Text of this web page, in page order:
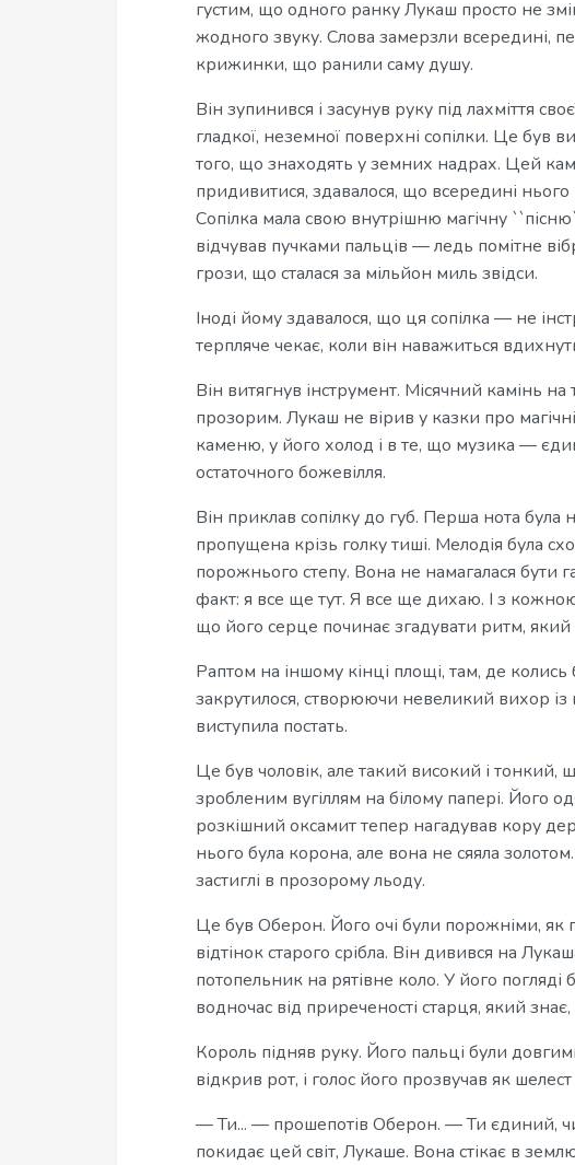
густим, що одного ранку Лукаш просто не
жодного звуку. Слова замерзли всередині,
крижинки, що ранили саму душу.
Він зупинився і засунув руку під лахміття
гладкої, неземної поверхні сопілки. Це був
того, що знаходять у земних надрах. Цей
придивитися, здавалося, що всередині нього
Сопілка мала свою внутрішню магічну
відчував пучками пальців — ледь помітне
грози, що сталася за мільйон миль звідси.
Іноді йому здавалося, що ця сопілка — не
терпляче чекає, коли він наважиться
Він витягнув інструмент. Місячний камінь на
прозорим. Лукаш не вірив у казки про
каменю, у його холод і в те, що музика —
остаточного божевілля.
Він приклав сопілку до губ. Перша нота була
пропущена крізь голку тиші. Мелодія була
порожнього степу. Вона не намагалася бути
факт: я все ще тут. Я все ще дихаю. І з
що його серце починає згадувати ритм,
Раптом на іншому кінці площі, там, де
закрутилося, створюючи невеликий вихор
виступила постать.
Це був чоловік, але такий високий і
зробленим вугіллям на білому папері. Його
розкішний оксамит тепер нагадував кору
нього була корона, але вона не сяяла
застиглі в прозорому льоду.
Це був Оберон. Його очі були порожніми, як
відтінок старого срібла. Він дивився на
потопельник на рятівне коло. У його погляді
водночас від приреченості старця, який
Король підняв руку. Його пальці були
відкрив рот, і голос його прозвучав як
— Ти... — прошепотів Оберон. — Ти єдиний,
покидає цей світ, Лукаше. Вона стікає в